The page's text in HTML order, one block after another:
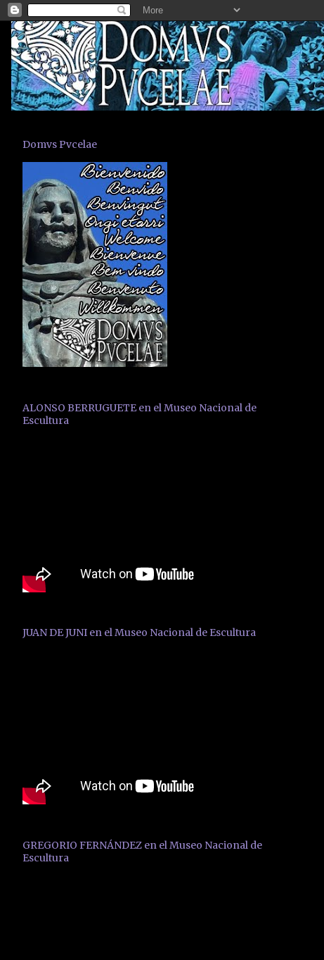
Domvs Pvcelae
ALONSO BERRUGUETE en el Museo Nacional de
Escultura
JUAN DE JUNI en el Museo Nacional de Escultura
GREGORIO FERNÁNDEZ en el Museo Nacional de
Escultura